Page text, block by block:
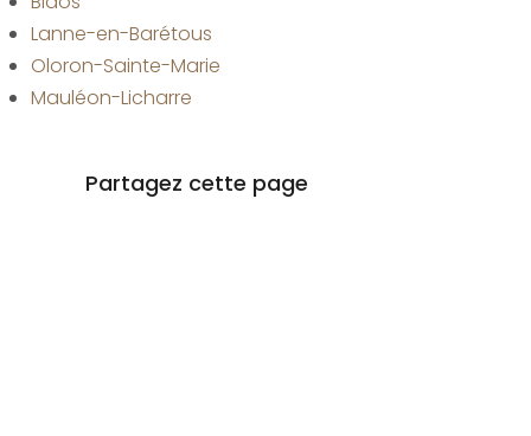
Lanne-en-Barétous
Oloron-Sainte-Marie
Mauléon-Licharre